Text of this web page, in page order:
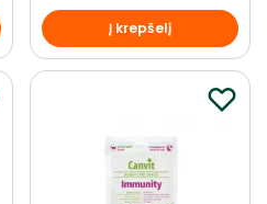
Į krepšelį